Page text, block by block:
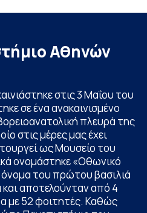
Αθηνών
στις 3 Μαΐου του
σε ένα ανακαινισμένο
πλευρά της
στις μέρες μας έχει
ως Μουσείο του
ονομάστηκε «Οθωνικό
του πρώτου βασιλιά
αποτελούνταν από 4
με 52 φοιτητές. Καθώς